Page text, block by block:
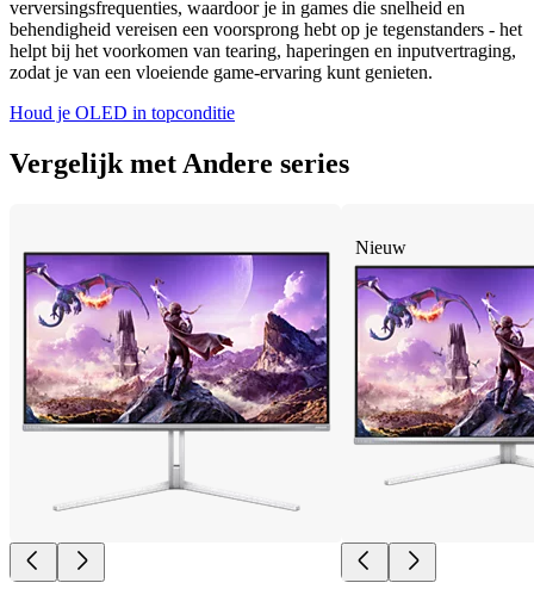
verversingsfrequenties, waardoor je in games die snelheid en
behendigheid vereisen een voorsprong hebt op je tegenstanders - het
helpt bij het voorkomen van tearing, haperingen en inputvertraging,
zodat je van een vloeiende game-ervaring kunt genieten.
Houd je OLED in topconditie
Vergelijk met Andere series
Nieuw